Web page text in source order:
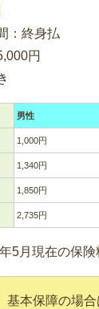
：終身払
円
男性
1,000円
1,340円
1,850円
2,735円
月現在の保険
基本保障の場